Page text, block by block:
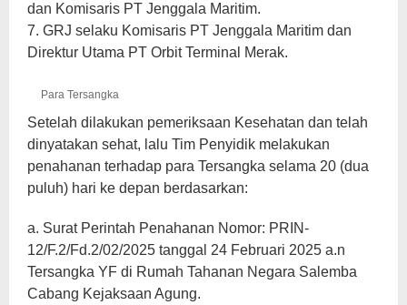
dan Komisaris PT Jenggala Maritim.
7. GRJ selaku Komisaris PT Jenggala Maritim dan
Direktur Utama PT Orbit Terminal Merak.
Para Tersangka
Setelah dilakukan pemeriksaan Kesehatan dan telah
dinyatakan sehat, lalu Tim Penyidik melakukan
penahanan terhadap para Tersangka selama 20 (dua
puluh) hari ke depan berdasarkan:
a. Surat Perintah Penahanan Nomor: PRIN-
12/F.2/Fd.2/02/2025 tanggal 24 Februari 2025 a.n
Tersangka YF di Rumah Tahanan Negara Salemba
Cabang Kejaksaan Agung.